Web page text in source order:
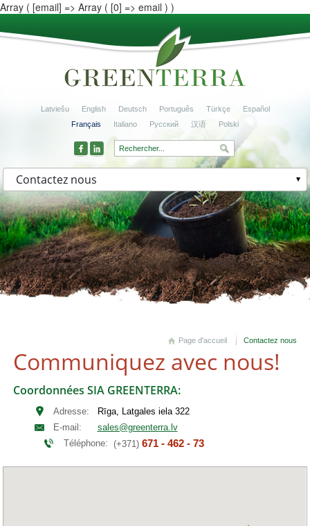
Array ( [email] => Array ( [0] => email ) )
Latviešu English Deutsch Português Türkçe
Español
Français
Italiano Русский 汉语 Polski
Contactez nous
Page d'accueil Contactez nous
Communiquez avec nous!
Coordonnées SIA GREENTERRA:
Adresse:
Rīga, Latgales iela 322
E-mail:
sales@greenterra.lv
Téléphone: (+371) 671 - 462 - 73